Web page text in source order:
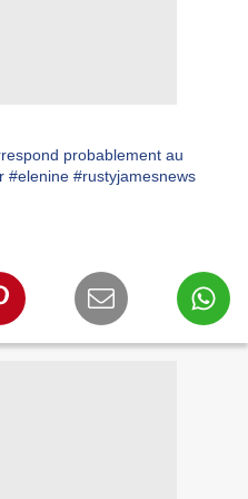
probablement au
#elenine #rustyjamesnews